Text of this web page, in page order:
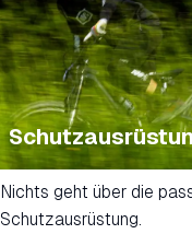
Nichts geht über die
Schutzausrüstung.